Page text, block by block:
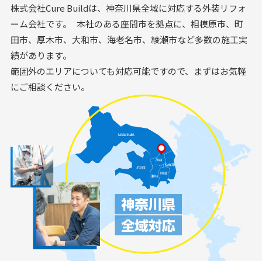
株式会社Cure Buildは、神奈川県全域に対応する外装リフォ
ーム会社です。 本社のある座間市を拠点に、相模原市、町
田市、厚木市、大和市、海老名市、綾瀬市など多数の施工実
績があります。
範囲外のエリアについても対応可能ですので、まずはお気軽
にご相談ください。